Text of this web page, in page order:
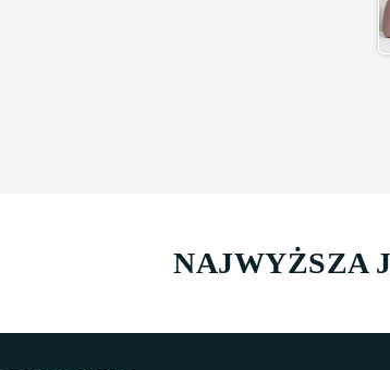
NAJWYŻSZA